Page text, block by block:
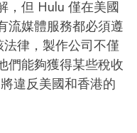
，但 Hulu 僅在美國
流媒體服務都必須遵
法律，製作公司不僅
們能夠獲得某些稅收
違反美國和香港的